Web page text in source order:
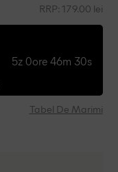
RRP: 179.00 lei
5z 0ore 46m 30s
Tabel De Marimi